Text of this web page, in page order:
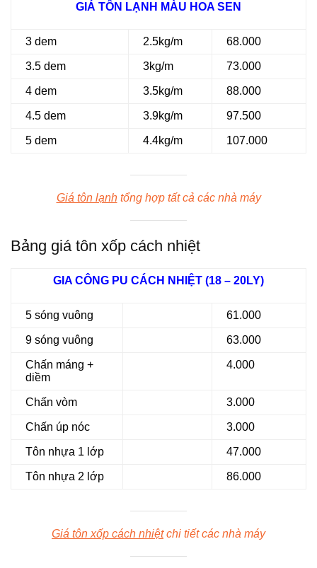
GIÁ TÔN LẠNH MÀU HOA SEN
3 dem 2.5kg/m 68.000
3.5 dem 3kg/m 73.000
4 dem 3.5kg/m 88.000
4.5 dem 3.9kg/m 97.500
5 dem 4.4kg/m 107.000
Giá tôn lạnhtổng hợp tất cả các nhà máy
Bảng giá tôn xốp cách nhiệt
GIA CÔNG PU CÁCH NHIỆT (18 – 20LY)
5 sóng vuông 61.000
9 sóng vuông 63.000
Chấn máng +
diềm
4.000
Chấn vòm 3.000
Chấn úp nóc 3.000
Tôn nhựa 1 lớp 47.000
Tôn nhựa 2 lớp 86.000
Giá tôn xốp cách nhiệtchi tiết các nhà máy